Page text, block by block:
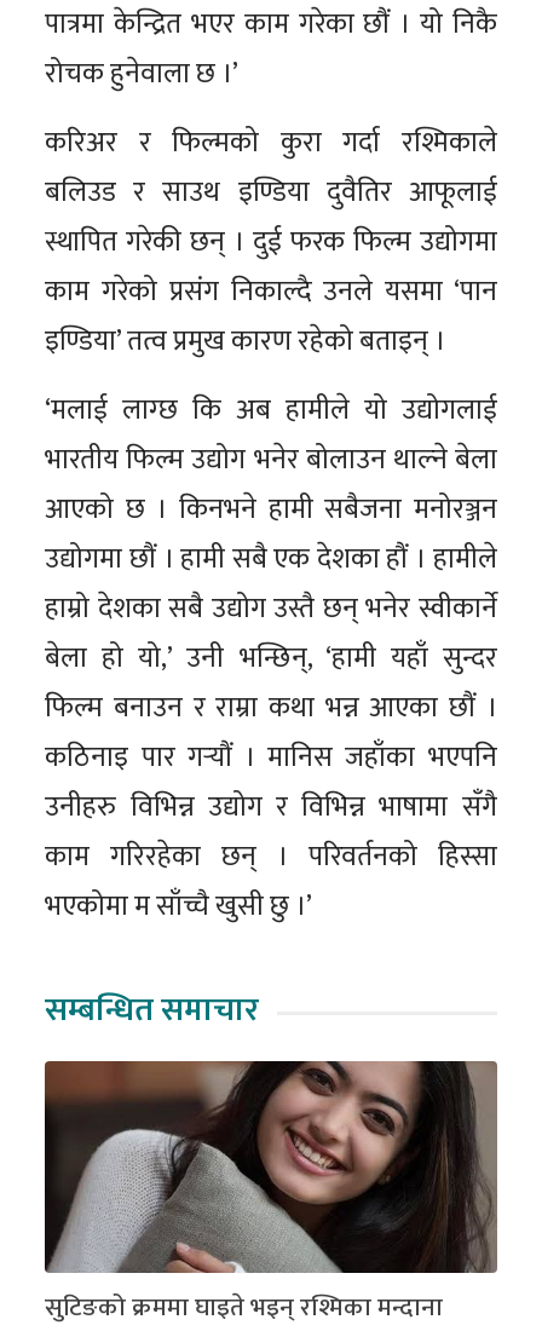
पात्रमा केन्द्रित भएर काम गरेका छौं । यो निकै
रोचक हुनेवाला छ ।’
करिअर र फिल्मको कुरा गर्दा रश्मिकाले
बलिउड र साउथ इण्डिया दुवैतिर आफूलाई
स्थापित गरेकी छन् । दुई फरक फिल्म उद्योगमा
काम गरेको प्रसंग निकाल्दै उनले यसमा ‘पान
इण्डिया’ तत्व प्रमुख कारण रहेको बताइन् ।
‘मलाई लाग्छ कि अब हामीले यो उद्योगलाई
भारतीय फिल्म उद्योग भनेर बोलाउन थाल्ने बेला
आएको छ । किनभने हामी सबैजना मनोरञ्जन
उद्योगमा छौं । हामी सबै एक देशका हौं । हामीले
हाम्रो देशका सबै उद्योग उस्तै छन् भनेर स्वीकार्ने
बेला हो यो,’ उनी भन्छिन्, ‘हामी यहाँ सुन्दर
फिल्म बनाउन र राम्रा कथा भन्न आएका छौं ।
कठिनाइ पार गर्‍यौं । मानिस जहाँका भएपनि
उनीहरु विभिन्न उद्योग र विभिन्न भाषामा सँगै
काम गरिरहेका छन् । परिवर्तनको हिस्सा
भएकोमा म साँच्चै खुसी छु ।’
सम्बन्धित समाचार
सुटिङको क्रममा घाइते भइन् रश्मिका मन्दाना